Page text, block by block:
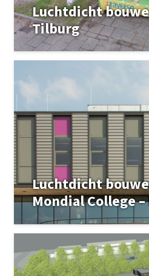
Luchtdicht
Tilburg
Luchtdicht
Mondial College